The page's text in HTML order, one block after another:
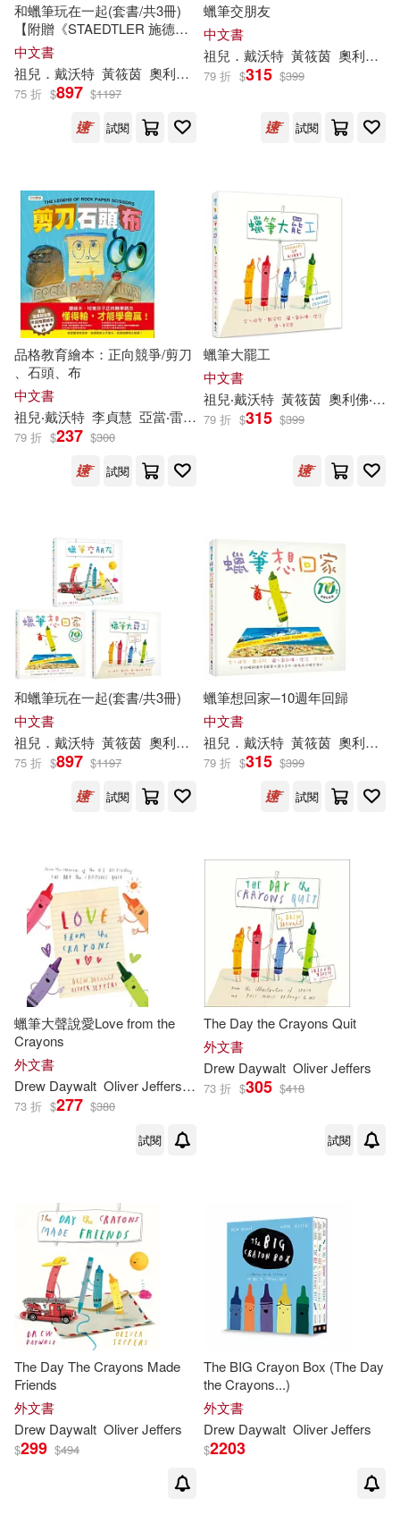
和蠟筆玩在一起(套書/共3冊)
【附贈《STAEDTLER 施德
樓》無毒安全油蠟筆12色乙
組】
中文書
祖兒．戴沃特 黃筱茵 奧利佛‧傑法（Oliver Jeffers）
75 折 $897 $1197
試閱
蠟筆交朋友
中文書
祖兒．戴沃特 黃筱茵 奧利佛‧傑法（Oliver Jeffers）
79 折 $315 $399
試閱
品格教育繪本：正向競爭/剪刀
、石頭、布
中文書
祖兒‧戴沃特 李貞慧 亞當‧雷克斯（Adam Rex）
79 折 $237 $300
試閱
蠟筆大罷工
中文書
祖兒‧戴沃特 黃筱茵 奧利佛‧傑法（Oliver Jeffers）
79 折 $315 $399
和蠟筆玩在一起(套書/共3冊)
中文書
祖兒．戴沃特 黃筱茵 奧利佛‧傑法（Oliver Jeffers）
75 折 $897 $1197
試閱
蠟筆想回家─10週年回歸
中文書
祖兒．戴沃特 黃筱茵 奧利佛．傑法（Oliver Jeffers）
79 折 $315 $399
試閱
蠟筆大聲說愛Love from the
Crayons
外文書
Drew Daywalt Oliver Jeffers (ILT)
73 折 $277 $380
試閱
The Day the Crayons Quit
外文書
Drew Daywalt Oliver Jeffers
73 折 $305 $418
試閱
The Day The Crayons Made
Friends
外文書
Drew Daywalt Oliver Jeffers
$299 $494
The BIG Crayon Box (The Day
the Crayons...)
外文書
Drew Daywalt Oliver Jeffers
$2203